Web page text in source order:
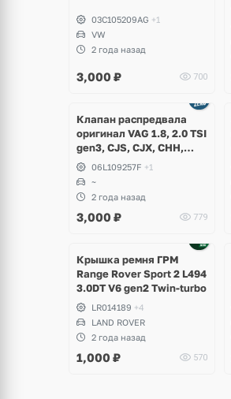
03C105209AG +1
VW
2 года назад
3,000 ₽ 700
Клапан распредвала
оригинал VAG 1.8, 2.0 TSI
gen3, CJS, CJX, CHH,
DNU06L109257F +1
~
2 года назад
3,000 ₽ 779
Крышка ремня ГРМ
Range Rover Sport 2 L494
3.0DT V6 gen2 Twin-turbo
LR014189 +4
LAND ROVER
2 года назад
1,000 ₽ 570